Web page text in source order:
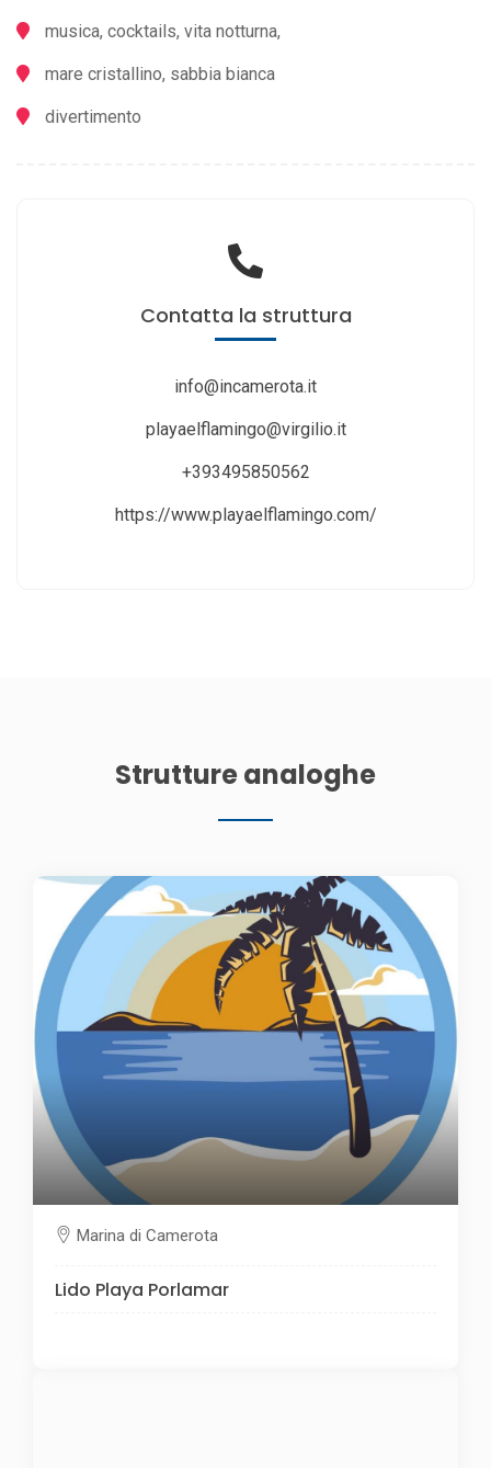
musica, cocktails, vita notturna,
mare cristallino, sabbia bianca
divertimento
Contatta la struttura
info@incamerota.it
playaelflamingo@virgilio.it
+393495850562
https://www.playaelflamingo.com/
Strutture analoghe
Marina di Camerota
Lido Playa Porlamar